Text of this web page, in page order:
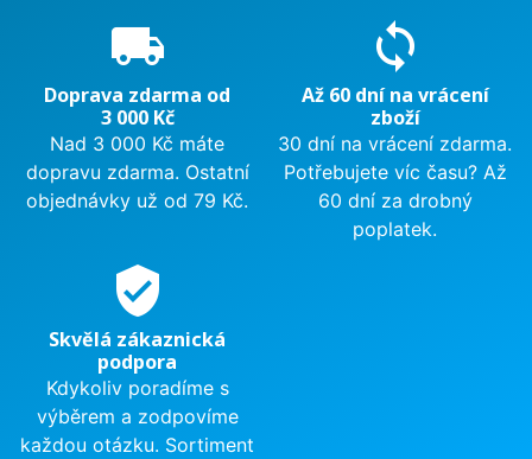
local_shipping
Doprava zdarma od
3 000 Kč
Nad 3 000 Kč máte
dopravu zdarma. Ostatní
objednávky už od 79 Kč.
sync
Až 60 dní na vrácení
zboží
30 dní na vrácení zdarma.
Potřebujete víc času? Až
60 dní za drobný
poplatek.
verified_user
Skvělá zákaznická
podpora
Kdykoliv poradíme s
výběrem a zodpovíme
každou otázku. Sortiment